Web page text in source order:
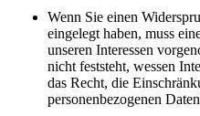
Wenn Sie einen
eingelegt haben, muss
unseren Interessen
nicht feststeht, wessen
das Recht, die
personenbezogenen